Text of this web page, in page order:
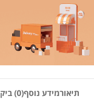
תיאורמידע נוסף(0) ביקורות